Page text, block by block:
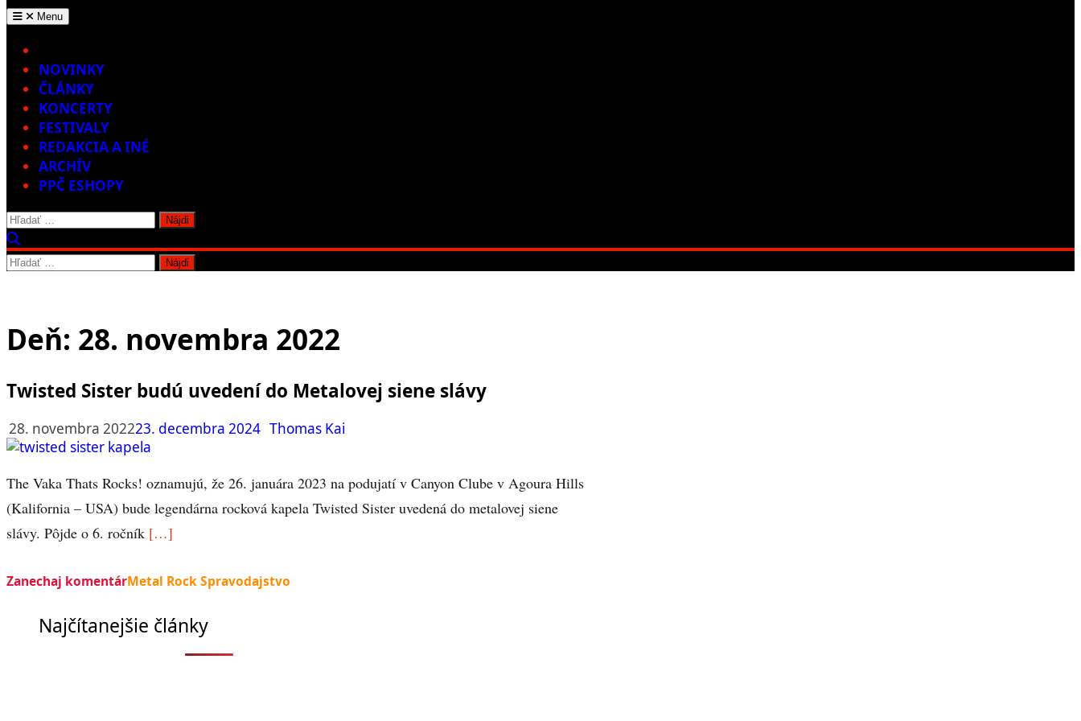
Menu
NOVINKY
ČLÁNKY
KONCERTY
FESTIVALY
REDAKCIA A INÉ
ARCHÍV
PPČ ESHOPY
Hľadať:
Hľadať:
Deň: 28. novembra 2022
Twisted Sister budú uvedení do Metalovej siene slávy
28. novembra 202223. decembra 2024 Thomas Kai
The Vaka Thats Rocks! oznamujú, že 26. januára 2023 na podujatí v Canyon Clube v Agoura Hills
(Kalifornia – USA) bude legendárna rocková kapela Twisted Sister uvedená do metalovej siene
slávy. Pôjde o 6. ročník […]
Zanechaj komentárMetal Rock Spravodajstvo
Najčítanejšie články